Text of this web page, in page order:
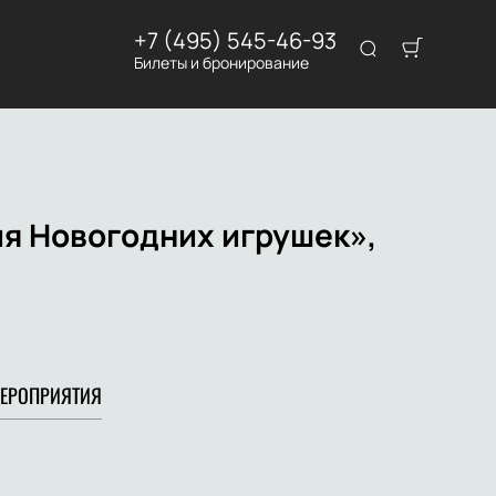
+7 (495) 545-46-93
Билеты и бронирование
Новогодних игрушек»,